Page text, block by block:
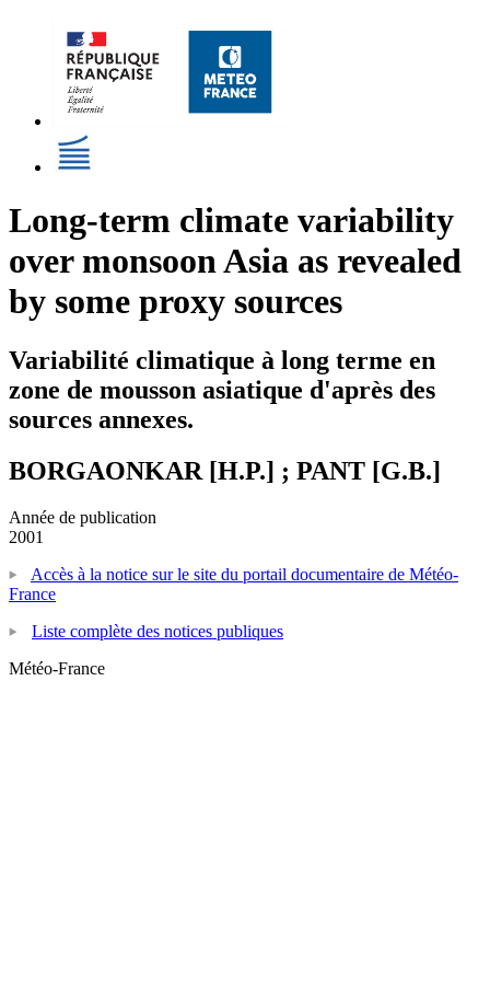
Long-term climate variability
over monsoon Asia as revealed
by some proxy sources
Variabilité climatique à long terme en
zone de mousson asiatique d'après des
sources annexes.
BORGAONKAR [H.P.] ; PANT [G.B.]
Année de publication
2001
Accès à la notice sur le site du portail documentaire de Météo-
France
Liste complète des notices publiques
Météo-France